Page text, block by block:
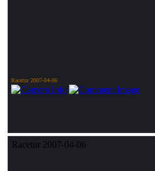
Racetur 2007-04-06
Racetur 2007-04-06